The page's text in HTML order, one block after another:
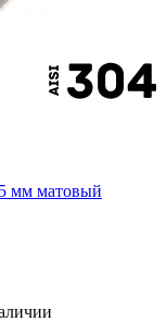
мм матовый